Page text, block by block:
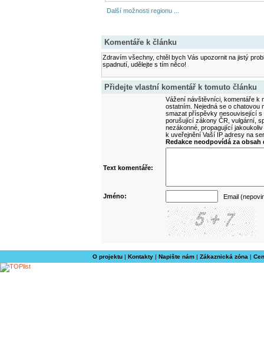
Další možnosti regionu ...
Komentáře k článku
Zdravím všechny, chtěl bych Vás upozornit na jistý
spadnutí, udělejte s tím něco!
Přidejte vlastní komentář k tomuto článku
Vážení návštěvníci, komentáře k
ostatním. Nejedná se o
smazat příspěvky nesouvisející
porušující zákony ČR, vulgární,
nezákonné, propagující
k uveřejnění Vaší IP adresy na
Redakce neodpovídá za
Text komentáře:
Jméno: Email
O projektu| Kontakty| Napište nám| Zákaznická zóna |